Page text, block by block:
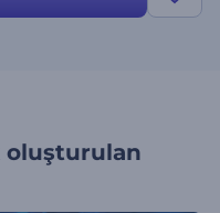
oluşturulan